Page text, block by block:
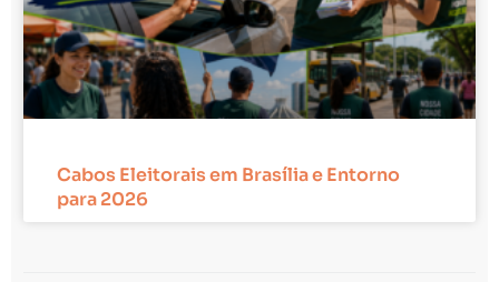
Cabos Eleitorais em Brasília e Entorno
para 2026